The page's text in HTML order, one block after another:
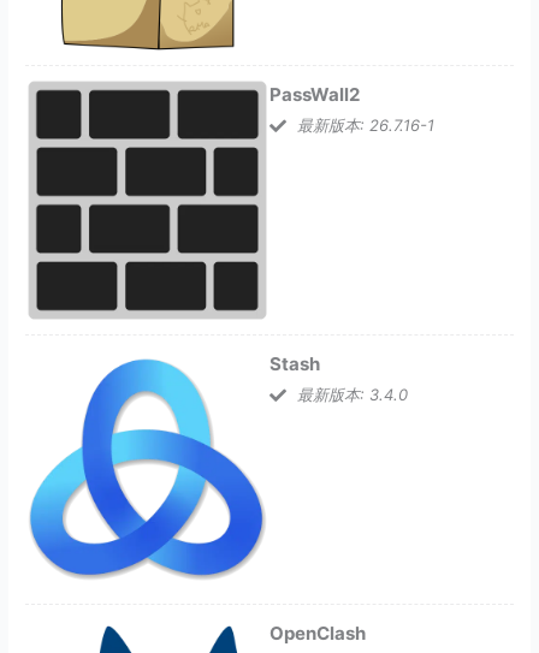
PassWall2
最新版本: 26.7.16-1
Stash
最新版本: 3.4.0
OpenClash